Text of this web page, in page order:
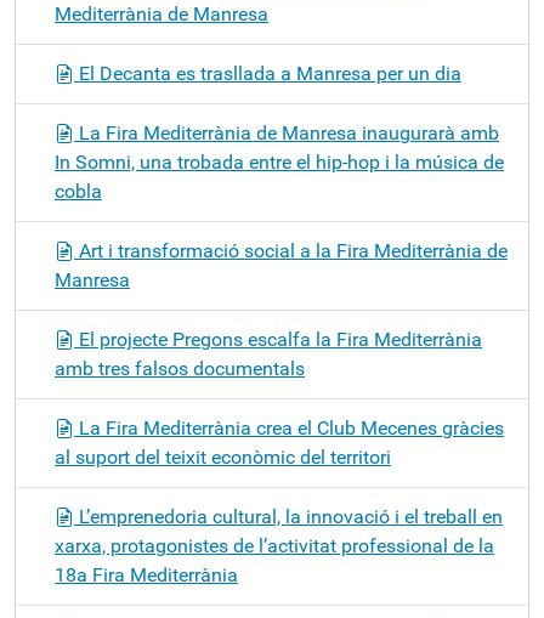
Mediterrània de Manresa
El Decanta es trasllada a Manresa per un dia
La Fira Mediterrània de Manresa inaugurarà amb
In Somni, una trobada entre el hip-hop i la música de
cobla
Art i transformació social a la Fira Mediterrània de
Manresa
El projecte Pregons escalfa la Fira Mediterrània
amb tres falsos documentals
La Fira Mediterrània crea el Club Mecenes gràcies
al suport del teixit econòmic del territori
L’emprenedoria cultural, la innovació i el treball en
xarxa, protagonistes de l’activitat professional de la
18a Fira Mediterrània